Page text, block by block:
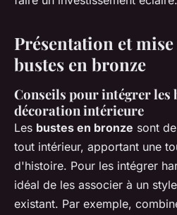
Présentation et
bustes en bronze
Conseils pour intégrer les
décoration intérieure
Les bustes en bronze sont
tout intérieur, apportant une
d'histoire. Pour les intégrer
idéal de les associer à un
existant. Par exemple,